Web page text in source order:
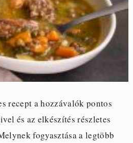
recept a hozzávalók pontos
és az elkészítés részletes
fogyasztása a legtöbb